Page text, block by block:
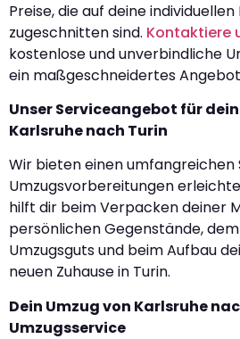
Preise, die auf deine
zugeschnitten sind. Kontaktiere
kostenlose und unverbindliche
ein maßgeschneidertes
Unser Serviceangebot für
Karlsruhe nach Turin
Wir bieten einen umfangreichen
Umzugsvorbereitungen
hilft dir beim Verpacken deiner
persönlichen Gegenstände,
Umzugsguts und beim Aufbau
neuen Zuhause in Turin.
Dein Umzug von Karlsruhe
Umzugsservice